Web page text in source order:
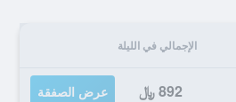
الإجمالي في الليلة
892 ﷼ عرض الصفقة